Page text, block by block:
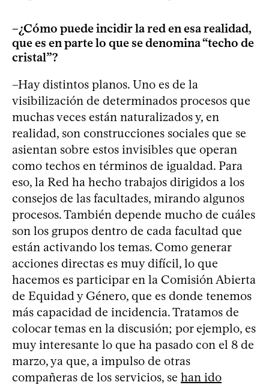
–¿Cómo puede incidir la red en esa realidad,
que es en parte lo que se denomina “techo de
cristal”?
–Hay distintos planos. Uno es de la
visibilización de determinados procesos que
muchas veces están naturalizados y, en
realidad, son construcciones sociales que se
asientan sobre estos invisibles que operan
como techos en términos de igualdad. Para
eso, la Red ha hecho trabajos dirigidos a los
consejos de las facultades, mirando algunos
procesos. También depende mucho de cuáles
son los grupos dentro de cada facultad que
están activando los temas. Como generar
acciones directas es muy difícil, lo que
hacemos es participar en la Comisión Abierta
de Equidad y Género, que es donde tenemos
más capacidad de incidencia. Tratamos de
colocar temas en la discusión; por ejemplo, es
muy interesante lo que ha pasado con el 8 de
marzo, ya que, a impulso de otras
compañeras de los servicios, se han ido